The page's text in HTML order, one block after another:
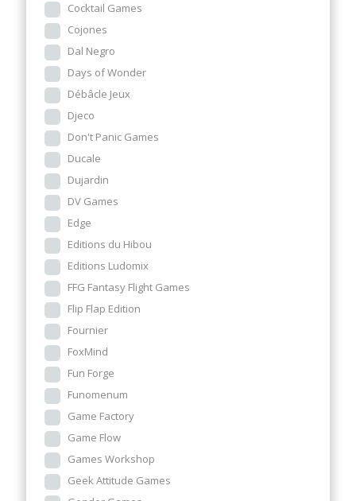
Cocktail Games
Cojones
Dal Negro
Days of Wonder
Débâcle Jeux
Djeco
Don't Panic Games
Ducale
Dujardin
DV Games
Edge
Editions du Hibou
Editions Ludomix
FFG Fantasy Flight Games
Flip Flap Edition
Fournier
FoxMind
Fun Forge
Funomenum
Game Factory
Game Flow
Games Workshop
Geek Attitude Games